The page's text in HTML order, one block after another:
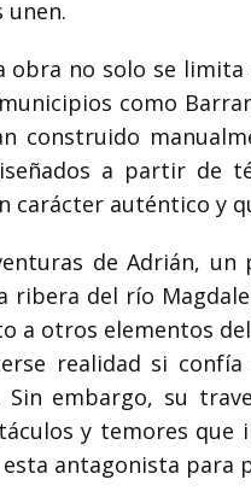
unen.
obra no solo se
como
construido
a partir de
carácter auténtico y
de Adrián,
ribera del río
a otros elementos
realidad si
embargo, su
y temores
antagonista para